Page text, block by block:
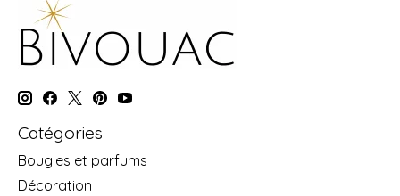
Catégories
Bougies et parfums
Décoration